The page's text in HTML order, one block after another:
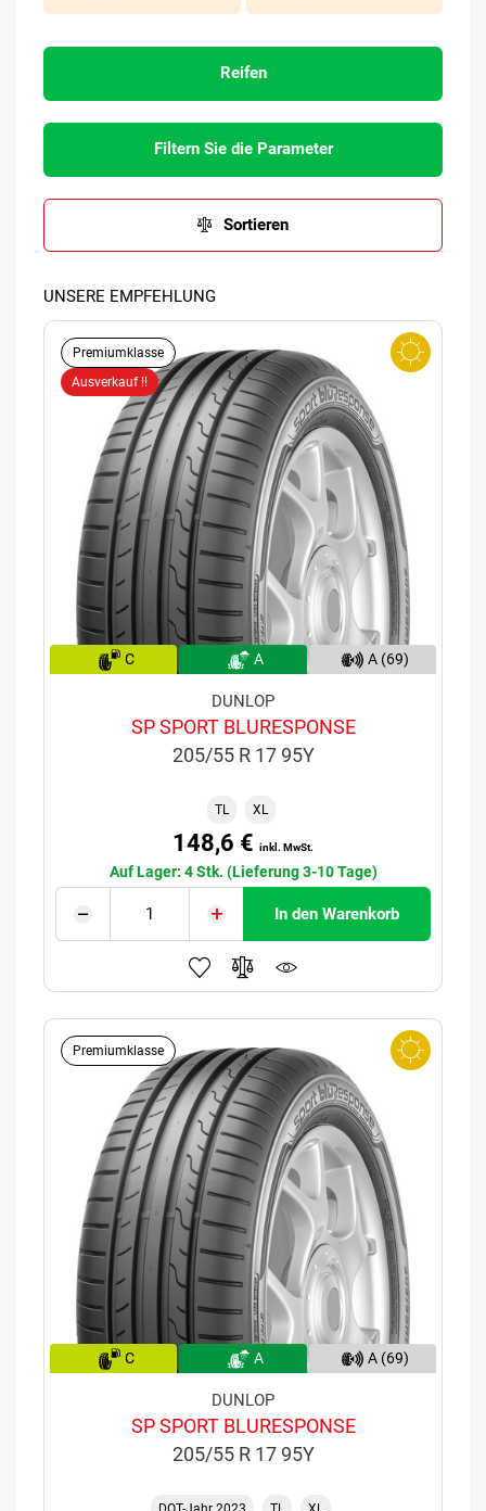
Reifen
Filtern Sie die Parameter
Sortieren
UNSERE EMPFEHLUNG
Premiumklasse
Ausverkauf !!
C A A (69)
DUNLOP
SP SPORT BLURESPONSE
205/55 R 17 95Y
TL XL
148,6 € inkl. MwSt.
Auf Lager: 4 Stk. (Lieferung 3-10 Tage)
In den Warenkorb
Premiumklasse
C A A (69)
DUNLOP
SP SPORT BLURESPONSE
205/55 R 17 95Y